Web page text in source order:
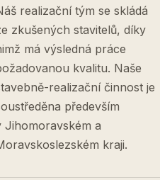
realizační tým se skládá
zkušených stavitelů, díky
má výsledná práce
kvalitu. Naše
realizační činnost je
především
Jihomoravském a
kraji.